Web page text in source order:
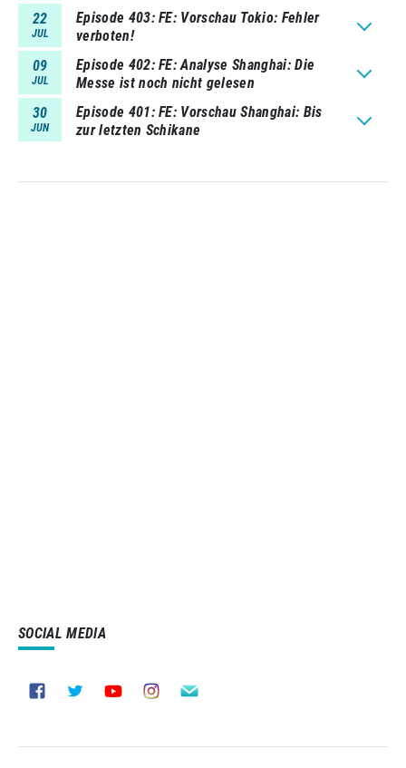
22
JUL
Episode 403 FE: Vorschau Tokio: Fehler
verboten!
09
JUL
Episode 402 FE: Analyse Shanghai: Die
Messe ist noch nicht gelesen
30
JUN
Episode 401 FE: Vorschau Shanghai: Bis
zur letzten Schikane
SOCIAL MEDIA